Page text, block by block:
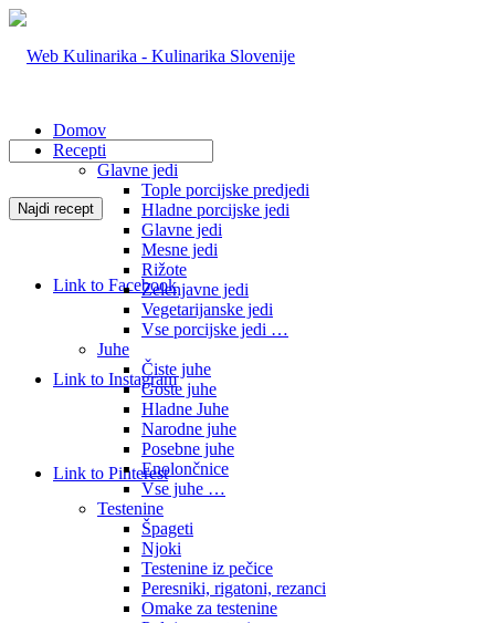
Link to Facebook
Link to Instagram
Link to Pinterest
Domov
Recepti
Glavne jedi
Tople porcijske predjedi
Hladne porcijske jedi
Glavne jedi
Mesne jedi
Rižote
Zelenjavne jedi
Vegetarijanske jedi
Vse porcijske jedi …
Juhe
Čiste juhe
Goste juhe
Hladne Juhe
Narodne juhe
Posebne juhe
Enolončnice
Vse juhe …
Testenine
Špageti
Njoki
Testenine iz pečice
Peresniki, rigatoni, rezanci
Omake za testenine